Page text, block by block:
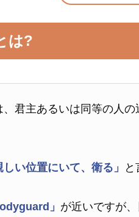
は?
、君主あるいは同等の人
しい位置にいて、衛る」
」 が近いですが